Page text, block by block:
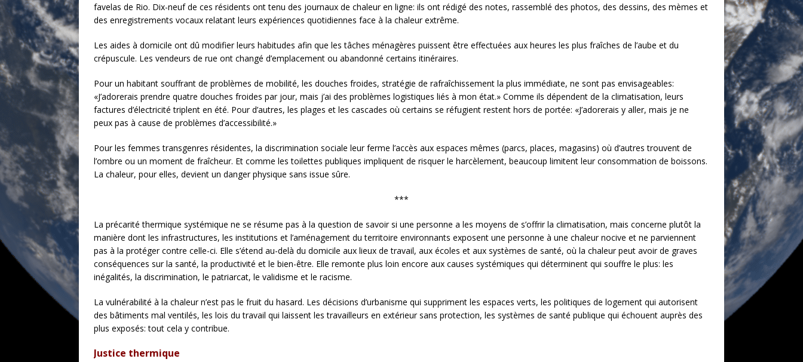
favelas de Rio. Dix-neuf de ces résidents ont tenu des journaux de chaleur en ligne: ils ont rédigé des notes, rassemblé des photos, des dessins, des mèmes et
des enregistrements vocaux relatant leurs expériences quotidiennes face à la chaleur extrême.
Les aides à domicile ont dû modifier leurs habitudes afin que les tâches ménagères puissent être effectuées aux heures les plus fraîches de l’aube et du
crépuscule. Les vendeurs de rue ont changé d’emplacement ou abandonné certains itinéraires.
Pour un habitant souffrant de problèmes de mobilité, les douches froides, stratégie de rafraîchissement la plus immédiate, ne sont pas envisageables:
«J’adorerais prendre quatre douches froides par jour, mais j’ai des problèmes logistiques liés à mon état.» Comme ils dépendent de la climatisation, leurs
factures d’électricité triplent en été. Pour d’autres, les plages et les cascades où certains se réfugient restent hors de portée: «J’adorerais y aller, mais je ne
peux pas à cause de problèmes d’accessibilité.»
Pour les femmes transgenres résidentes, la discrimination sociale leur ferme l’accès aux espaces mêmes (parcs, places, magasins) où d’autres trouvent de
l’ombre ou un moment de fraîcheur. Et comme les toilettes publiques impliquent de risquer le harcèlement, beaucoup limitent leur consommation de boissons.
La chaleur, pour elles, devient un danger physique sans issue sûre.
***
La précarité thermique systémique ne se résume pas à la question de savoir si une personne a les moyens de s’offrir la climatisation, mais concerne plutôt la
manière dont les infrastructures, les institutions et l’aménagement du territoire environnants exposent une personne à une chaleur nocive et ne parviennent
pas à la protéger contre celle-ci. Elle s’étend au-delà du domicile aux lieux de travail, aux écoles et aux systèmes de santé, où la chaleur peut avoir de graves
conséquences sur la santé, la productivité et le bien-être. Elle remonte plus loin encore aux causes systémiques qui déterminent qui souffre le plus: les
inégalités, la discrimination, le patriarcat, le validisme et le racisme.
La vulnérabilité à la chaleur n’est pas le fruit du hasard. Les décisions d’urbanisme qui suppriment les espaces verts, les politiques de logement qui autorisent
des bâtiments mal ventilés, les lois du travail qui laissent les travailleurs en extérieur sans protection, les systèmes de santé publique qui échouent auprès des
plus exposés: tout cela y contribue.
Justice thermique